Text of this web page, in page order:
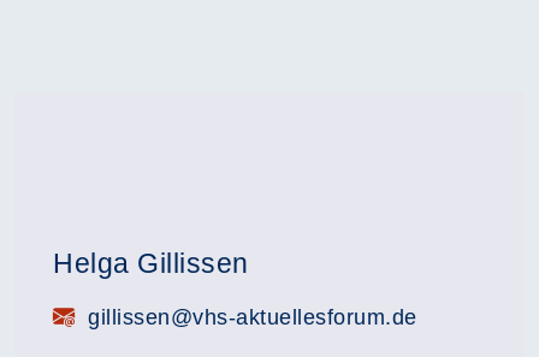
Helga Gillissen
E-Mail:gillissen@vhs-aktuellesforum.de